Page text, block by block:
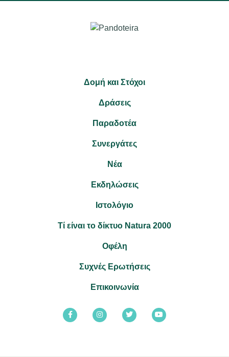
Δομή και Στόχοι
Δράσεις
Παραδοτέα
Συνεργάτες
Νέα
Εκδηλώσεις
Ιστολόγιο
Τί είναι το δίκτυο Natura 2000
Οφέλη
Συχνές Ερωτήσεις
Επικοινωνία